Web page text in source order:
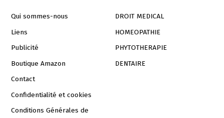
Qui sommes-nous
Liens
Publicité
Boutique Amazon
Contact
Confidentialité et cookies
Conditions Générales de
DROIT MEDICAL
HOMEOPATHIE
PHYTOTHERAPIE
DENTAIRE